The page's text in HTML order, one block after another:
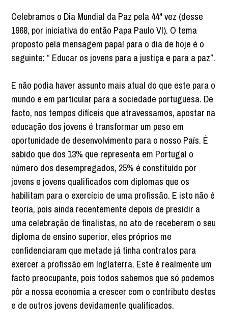
Celebramos o Dia Mundial da Paz pela 44ª vez (desse
1968, por iniciativa do então Papa Paulo VI). O tema
proposto pela mensagem papal para o dia de hoje é o
seguinte: “ Educar os jovens para a justiça e para a paz”.
E não podia haver assunto mais atual do que este para o
mundo e em particular para a sociedade portuguesa. De
facto, nos tempos difíceis que atravessamos, apostar na
educação dos jovens é transformar um peso em
oportunida­de de desenvolvimento para o nosso País. É
sabido que dos 13% que representa em Portugal o
número dos desempregados, 25% é constituído por
jovens e jovens qualificados com diplomas que os
habilitam para o exercício de uma profissão. E isto não é
teoria, pois ainda recentemente depois de presidir a
uma celebração de finalistas, no ato de receberem o seu
diploma de ensino superior, eles próprios me
confidenciaram que metade já tinha contratos para
exercer a profissão em Inglaterra. Este é realmente um
facto preocupante, pois todos sabemos que só podemos
pôr a nossa economia a crescer com o contributo destes
e de outros jovens devidamente qualificados.